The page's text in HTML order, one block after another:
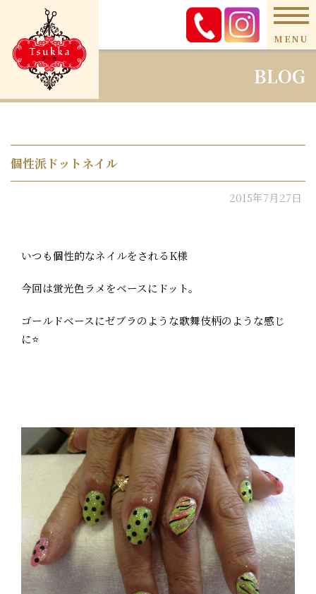
MENU
BLOG
個性派ドットネイル
2015年7月27日
いつも個性的なネイルをされるK様
今回は蛍光色ラメをベースにドット。
ゴールドベースにゼブラのような歌舞伎柄のような感じ
に⭐️